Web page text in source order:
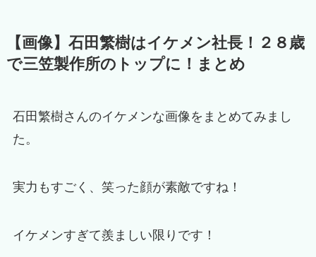
【画像】石田繁樹はイケメン社長！２８歳
で三笠製作所のトップに！まとめ
石田繁樹さんのイケメンな画像をまとめてみまし
た。
実力もすごく、笑った顔が素敵ですね！
イケメンすぎて羨ましい限りです！